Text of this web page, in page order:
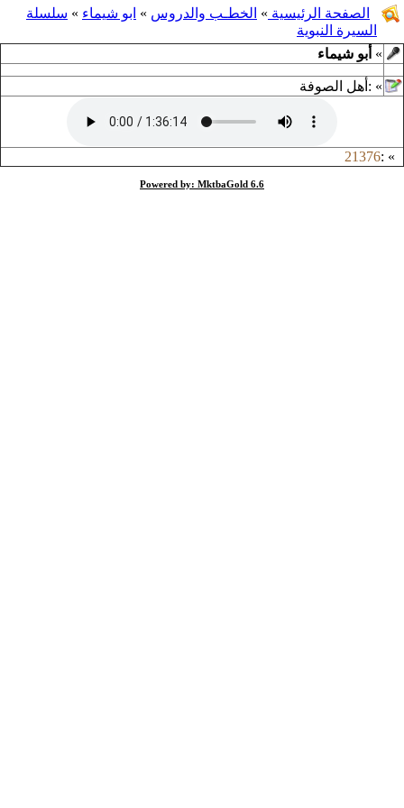
الصفحة الرئيسية » الخطـب والدروس » ابو شيماء » سلسلة
السيرة النبوية
» أبو شيماء
»
: أهل الصوفة
»
:
21376
Powered by: MktbaGold 6.6